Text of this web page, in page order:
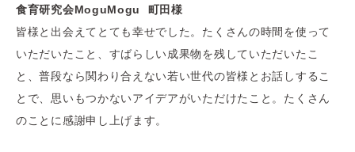
食育研究会MoguMogu 町田様
皆様と出会えてとても幸せでした。たくさんの時間を使って
いただいたこと、すばらしい成果物を残していただいたこ
と、普段なら関わり合えない若い世代の皆様とお話しするこ
とで、思いもつかないアイデアがいただけたこと。たくさん
のことに感謝申し上げます。